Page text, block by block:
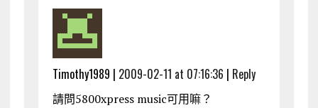
Timothy1989 | 2009-02-11 at 07:16:36 | Reply
請問5800xpress music可用嘛？